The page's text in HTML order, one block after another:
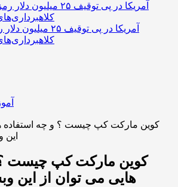
آمریکا در پی توقیف
کوین مارکت کپ چیست ؟ و چه استفاده
کوین مارکت کپ چیست ؟
هایی می توان از این